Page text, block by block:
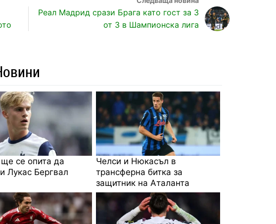
Реал Мадрид срази Брага като гост за 3
от 3 в Шампионска лига
се опита да
Лукас Бергвал
Челси и Нюкасъл в
трансферна битка за
защитник на Аталанта